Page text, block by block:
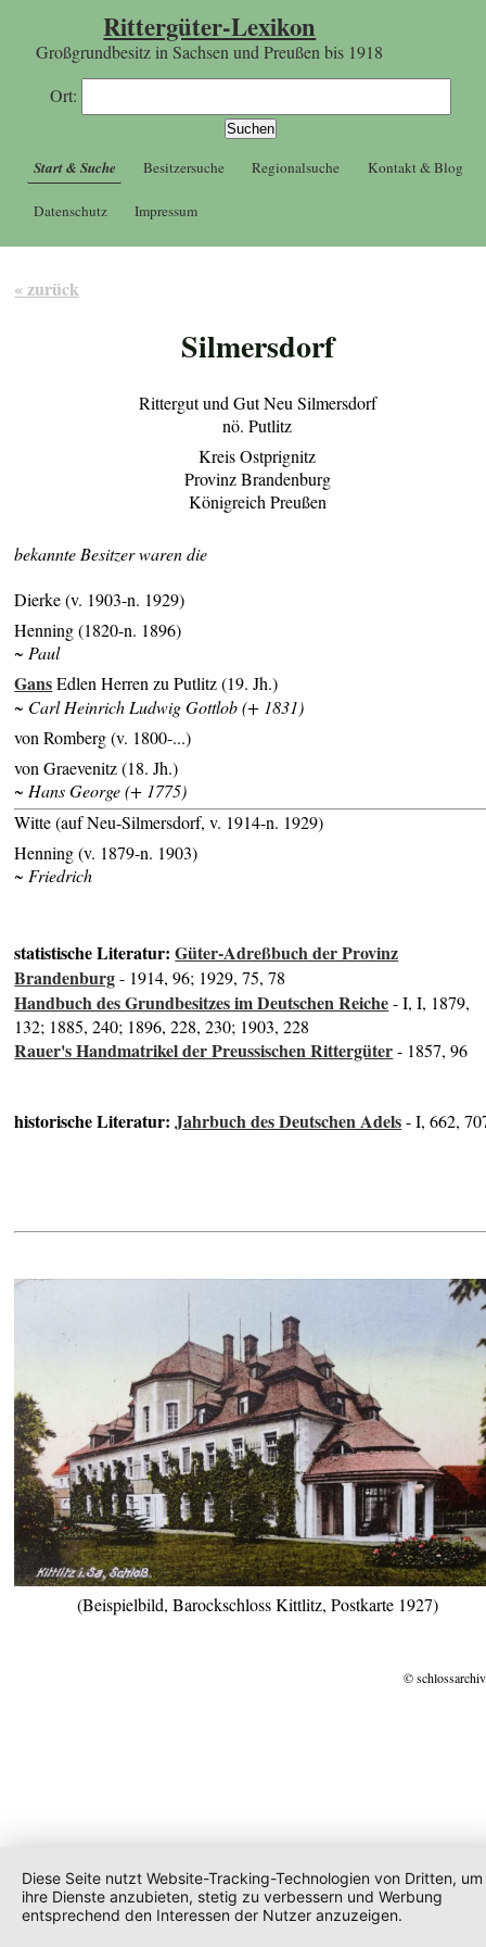
Rittergüter-Lexikon
Großgrundbesitz in Sachsen und Preußen bis 1918
Ort:
Start & Suche Besitzersuche Regionalsuche Kontakt & Blog
Datenschutz Impressum
« zurück
Silmersdorf
Rittergut und Gut Neu Silmersdorf
nö. Putlitz
Kreis Ostprignitz
Provinz Brandenburg
Königreich Preußen
bekannte Besitzer waren die
Dierke (v. 1903-n. 1929)
Henning (1820-n. 1896)
~ Paul
GansEdlen Herren zu Putlitz (19. Jh.)
~ Carl Heinrich Ludwig Gottlob (+ 1831)
von Romberg (v. 1800-...)
von Graevenitz (18. Jh.)
~ Hans George (+ 1775)
Witte (auf Neu-Silmersdorf, v. 1914-n. 1929)
Henning (v. 1879-n. 1903)
~ Friedrich
statistische Literatur:Güter-Adreßbuch der Provinz
Brandenburg- 1914, 96; 1929, 75, 78
Handbuch des Grundbesitzes im Deutschen Reiche- I, I, 1879,
132; 1885, 240; 1896, 228, 230; 1903, 228
Rauer's Handmatrikel der Preussischen Rittergüter- 1857, 96
historische Literatur:Jahrbuch des Deutschen Adels- I, 662,
(Beispielbild, Barockschloss Kittlitz, Postkarte 1927)
©
Diese Seite nutzt Website-Tracking-Technologien von Dritten, um
ihre Dienste anzubieten, stetig zu verbessern und Werbung
entsprechend den Interessen der Nutzer anzuzeigen.